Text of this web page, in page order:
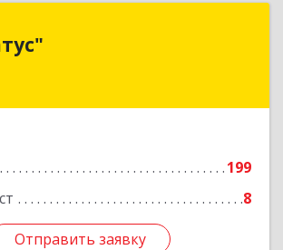
199
8
Отправить заявку
Респ, Якутск г, Ленина пр-
Отправить заявку